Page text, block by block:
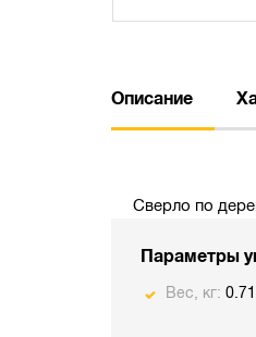
Описание
Сверло по
Параметры
Вес, кг: 0.71